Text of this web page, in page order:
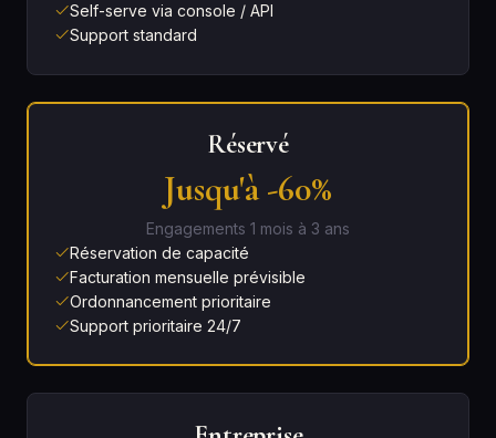
Self-serve via console / API
Support standard
Réservé
Jusqu'à -60%
Engagements 1 mois à 3 ans
Réservation de capacité
Facturation mensuelle prévisible
Ordonnancement prioritaire
Support prioritaire 24/7